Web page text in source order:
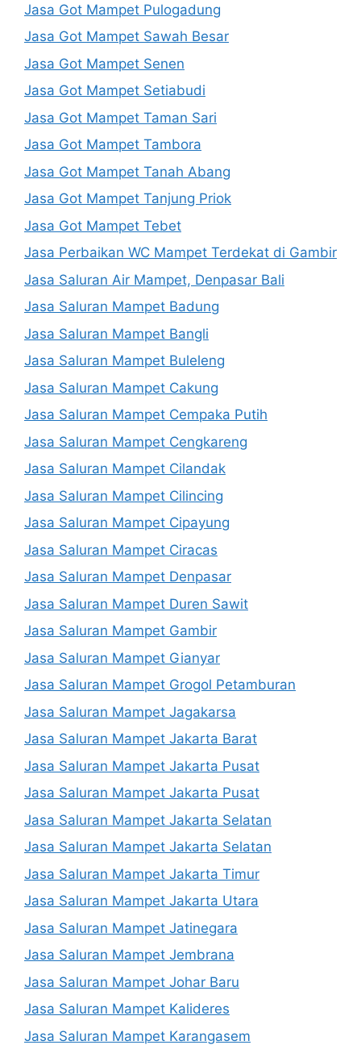
Jasa Got Mampet Pulogadung
Jasa Got Mampet Sawah Besar
Jasa Got Mampet Senen
Jasa Got Mampet Setiabudi
Jasa Got Mampet Taman Sari
Jasa Got Mampet Tambora
Jasa Got Mampet Tanah Abang
Jasa Got Mampet Tanjung Priok
Jasa Got Mampet Tebet
Jasa Perbaikan WC Mampet Terdekat di Gambir
Jasa Saluran Air Mampet, Denpasar Bali
Jasa Saluran Mampet Badung
Jasa Saluran Mampet Bangli
Jasa Saluran Mampet Buleleng
Jasa Saluran Mampet Cakung
Jasa Saluran Mampet Cempaka Putih
Jasa Saluran Mampet Cengkareng
Jasa Saluran Mampet Cilandak
Jasa Saluran Mampet Cilincing
Jasa Saluran Mampet Cipayung
Jasa Saluran Mampet Ciracas
Jasa Saluran Mampet Denpasar
Jasa Saluran Mampet Duren Sawit
Jasa Saluran Mampet Gambir
Jasa Saluran Mampet Gianyar
Jasa Saluran Mampet Grogol Petamburan
Jasa Saluran Mampet Jagakarsa
Jasa Saluran Mampet Jakarta Barat
Jasa Saluran Mampet Jakarta Pusat
Jasa Saluran Mampet Jakarta Pusat
Jasa Saluran Mampet Jakarta Selatan
Jasa Saluran Mampet Jakarta Selatan
Jasa Saluran Mampet Jakarta Timur
Jasa Saluran Mampet Jakarta Utara
Jasa Saluran Mampet Jatinegara
Jasa Saluran Mampet Jembrana
Jasa Saluran Mampet Johar Baru
Jasa Saluran Mampet Kalideres
Jasa Saluran Mampet Karangasem